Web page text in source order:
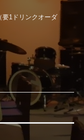
1ドリンクオーダ